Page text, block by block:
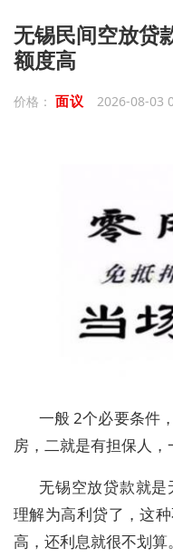
无锡民间空放贷
额度高
价格： 面议 2026-08-03
一般 2个必要条件
房，二就是有担保人，
无锡空放贷款就
理解为高利贷了，这
高，还利息就很不划算。